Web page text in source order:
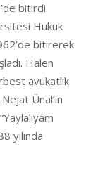
bitirdi.
Hukuk
bitirerek
Halen
avukatlık
Ünal’ın
yılında